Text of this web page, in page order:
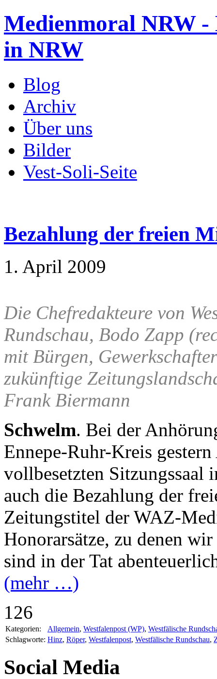
Medienmoral NRW
in NRW
Blog
Archiv
Über uns
Bilder
Vest-Soli-Seite
Bezahlung der freien
1. April 2009
Die Chefredakteure von
Rundschau, Bodo Zapp
mit Bürgen,
zukünftige
Frank Biermann
Schwelm. Bei der
Ennepe-Ruhr-Kreis
vollbesetzten Sitzungssaal
auch die Bezahlung der
Zeitungstitel der WAZ-
Honorarsätze, zu denen
sind in der Tat
(mehr …)
126
Kategorien: Allgemein, Westfalenpost (WP), Westfälische
Schlagworte: Hinz, Röper, Westfalenpost, Westfälische Rundschau,
Social Media